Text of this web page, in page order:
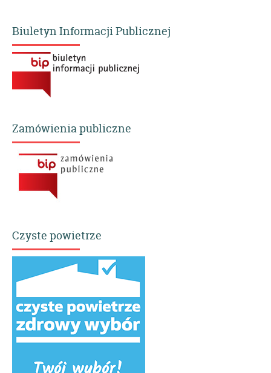
Biuletyn Informacji Publicznej
Zamówienia publiczne
Czyste powietrze